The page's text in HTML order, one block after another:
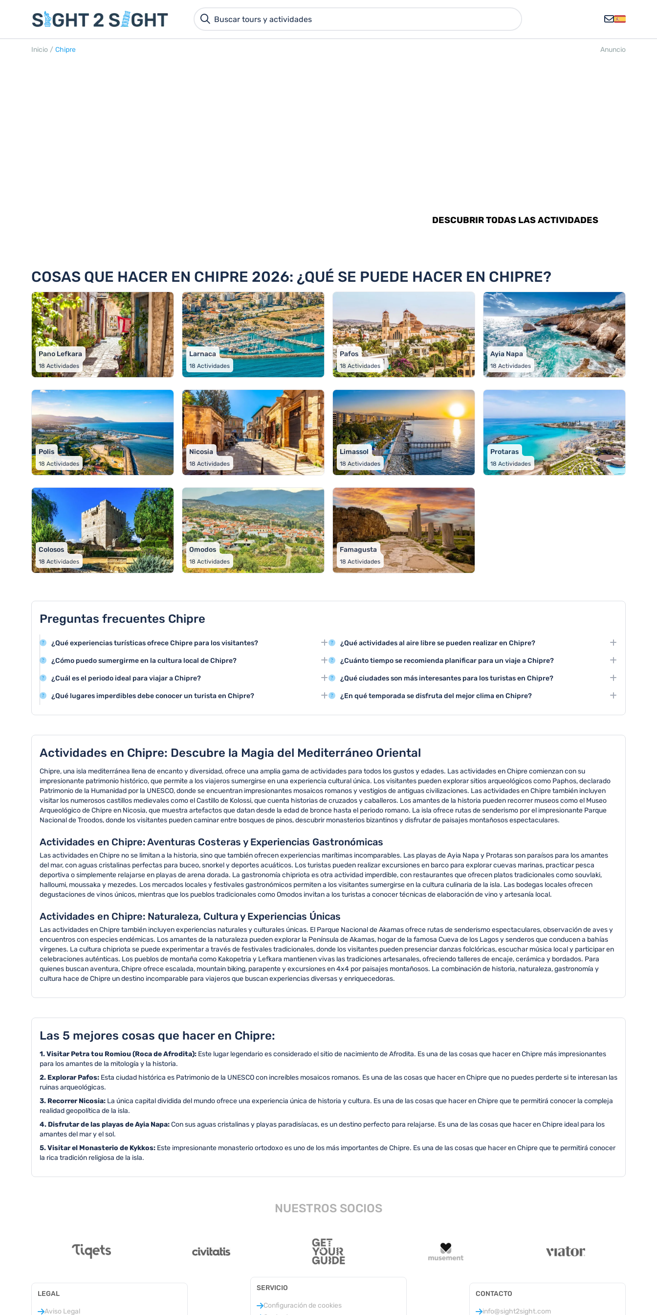
Inicio / Chipre Anuncio
DESCUBRIR TODAS LAS ACTIVIDADES
COSAS QUE HACER EN CHIPRE 2026: ¿QUÉ SE PUEDE HACER EN CHIPRE?
Pano Lefkara
18 Actividades
Larnaca
18 Actividades
Pafos
18 Actividades
Ayia Napa
18 Actividades
Polis
18 Actividades
Nicosia
18 Actividades
Limassol
18 Actividades
Protaras
18 Actividades
Colosos
18 Actividades
Omodos
18 Actividades
Famagusta
18 Actividades
Preguntas frecuentes Chipre
¿Qué experiencias turísticas ofrece Chipre para los visitantes?
Chipre ofrece una amplia variedad de actividades como explorar sitios arqueológicos,
disfrutar de playas paradisíacas, practicar deportes acuáticos y conocer pueblos
tradicionales.
¿Cómo puedo sumergirme en la cultura local de Chipre?
Para descubrir la cultura chipriota, se recomienda visitar museos, participar en
festivales tradicionales y recorrer los pueblos históricos como Lefkara y Omodos.
¿Cuál es el periodo ideal para viajar a Chipre?
Los meses de mayo a octubre son perfectos para visitar Chipre, con temperaturas
cálidas, cielo despejado y condiciones óptimas para actividades turísticas.
¿Qué lugares imperdibles debe conocer un turista en Chipre?
¿Qué actividades al aire libre se pueden realizar en Chipre?
Chipre permite hacer senderismo en las montañas de Troodos, buceo en el Mar
Mediterráneo, ciclismo de montaña y kayak en sus costas.
¿Cuánto tiempo se recomienda planificar para un viaje a Chipre?
Se sugiere planificar entre 7 y 10 días para poder recorrer las principales atracciones
de la isla y disfrutar de sus diferentes regiones.
¿Qué ciudades son más interesantes para los turistas en Chipre?
Nicosia, Limassol, Pafos y Larnaca son ciudades fundamentales para conocer la
historia, cultura y belleza de Chipre.
¿En qué temporada se disfruta del mejor clima en Chipre?
Actividades en Chipre: Descubre la Magia del Mediterráneo Oriental
Chipre, una isla mediterránea llena de encanto y diversidad, ofrece una amplia gama de actividades para todos los gustos y edades. Las actividades en Chipre comienzan con su
impresionante patrimonio histórico, que permite a los viajeros sumergirse en una experiencia cultural única. Los visitantes pueden explorar sitios arqueológicos como Paphos, declarado
Patrimonio de la Humanidad por la UNESCO, donde se encuentran impresionantes mosaicos romanos y vestigios de antiguas civilizaciones. Las actividades en Chipre también incluyen
visitar los numerosos castillos medievales como el Castillo de Kolossi, que cuenta historias de cruzados y caballeros. Los amantes de la historia pueden recorrer museos como el Museo
Arqueológico de Chipre en Nicosia, que muestra artefactos que datan desde la edad de bronce hasta el periodo romano. La isla ofrece rutas de senderismo por el impresionante Parque
Nacional de Troodos, donde los visitantes pueden caminar entre bosques de pinos, descubrir monasterios bizantinos y disfrutar de paisajes montañosos espectaculares.
Actividades en Chipre: Aventuras Costeras y Experiencias Gastronómicas
Las actividades en Chipre no se limitan a la historia, sino que también ofrecen experiencias marítimas incomparables. Las playas de Ayia Napa y Protaras son paraísos para los amantes
del mar, con aguas cristalinas perfectas para buceo, snorkel y deportes acuáticos. Los turistas pueden realizar excursiones en barco para explorar cuevas marinas, practicar pesca
deportiva o simplemente relajarse en playas de arena dorada. La gastronomía chipriota es otra actividad imperdible, con restaurantes que ofrecen platos tradicionales como souvlaki,
halloumi, moussaka y mezedes. Los mercados locales y festivales gastronómicos permiten a los visitantes sumergirse en la cultura culinaria de la isla. Las bodegas locales ofrecen
degustaciones de vinos únicos, mientras que los pueblos tradicionales como Omodos invitan a los turistas a conocer técnicas de elaboración de vino y artesanía local.
Actividades en Chipre: Naturaleza, Cultura y Experiencias Únicas
Las actividades en Chipre también incluyen experiencias naturales y culturales únicas. El Parque Nacional de Akamas ofrece rutas de senderismo espectaculares, observación de aves y
encuentros con especies endémicas. Los amantes de la naturaleza pueden explorar la Península de Akamas, hogar de la famosa Cueva de los Lagos y senderos que conducen a bahías
vírgenes. La cultura chipriota se puede experimentar a través de festivales tradicionales, donde los visitantes pueden presenciar danzas folclóricas, escuchar música local y participar en
celebraciones auténticas. Los pueblos de montaña como Kakopetria y Lefkara mantienen vivas las tradiciones artesanales, ofreciendo talleres de encaje, cerámica y bordados. Para
quienes buscan aventura, Chipre ofrece escalada, mountain biking, parapente y excursiones en 4x4 por paisajes montañosos. La combinación de historia, naturaleza, gastronomía y
cultura hace de Chipre un destino incomparable para viajeros que buscan experiencias diversas y enriquecedoras.
Las 5 mejores cosas que hacer en Chipre:
1. Visitar Petra tou Romiou (Roca de Afrodita): Este lugar legendario es considerado el sitio de nacimiento de Afrodita. Es una de las cosas que hacer en Chipre más impresionantes
para los amantes de la mitología y la historia.
2. Explorar Pafos: Esta ciudad histórica es Patrimonio de la UNESCO con increíbles mosaicos romanos. Es una de las cosas que hacer en Chipre que no puedes perderte si te interesan las
ruinas arqueológicas.
3. Recorrer Nicosia: La única capital dividida del mundo ofrece una experiencia única de historia y cultura. Es una de las cosas que hacer en Chipre que te permitirá conocer la compleja
realidad geopolítica de la isla.
4. Disfrutar de las playas de Ayia Napa:Con sus aguas cristalinas y playas paradisíacas, es un destino perfecto para relajarse. Es una de las cosas que hacer en Chipre ideal para los
amantes del mar y el sol.
5. Visitar el Monasterio de Kykkos: Este impresionante monasterio ortodoxo es uno de los más importantes de Chipre. Es una de las cosas que hacer en Chipre que te permitirá conocer
la rica tradición religiosa de la isla.
NUESTROS SOCIOS
LEGAL
Aviso Legal
SERVICIO
Configuración de cookies
CONTACTO
info@sight2sight.com